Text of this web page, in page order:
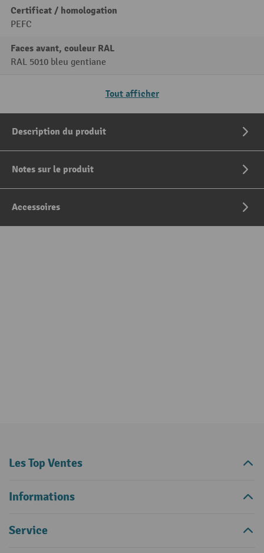
Certificat / homologation
PEFC
Faces avant, couleur RAL
RAL 5010 bleu gentiane
Tout afficher
Description du produit
Notes sur le produit
Accessoires
Les Top Ventes
Informations
Service